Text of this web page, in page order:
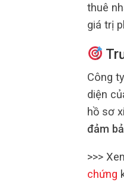
thuê
giá trị
Công
diện
hồ sơ
đảm
>>>
chứng